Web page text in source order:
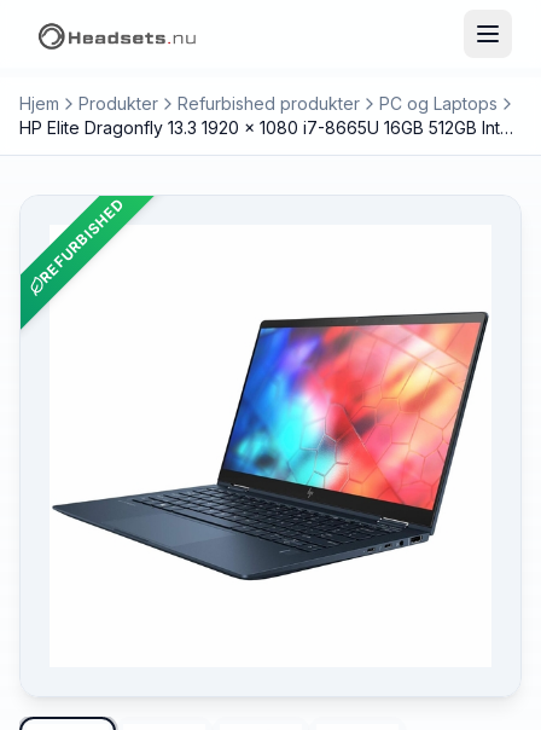
Hjem Produkter Refurbished produkter
PC og Laptops
HP Elite Dragonfly 13.3 1920 x 1080 i7-8665U 16GB 512GB Intel UHD Graphics Windows 11 Pro Grade B
REFURBISHED